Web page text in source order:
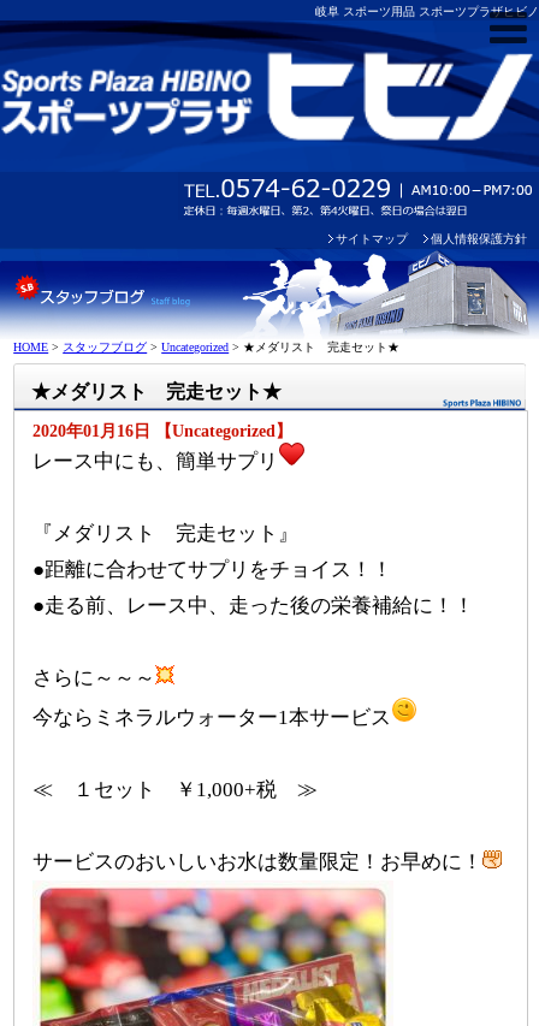
岐阜 スポーツ用品 スポーツプラザヒビノ
サイトマップ 個人情報保護方針
HOME > スタッフブログ >Uncategorized > ★メダリスト 完走セット★
★メダリスト 完走セット★
2020年01月16日 【Uncategorized】
レース中にも、簡単サプリ
『メダリスト 完走セット』
●距離に合わせてサプリをチョイス！！
●走る前、レース中、走った後の栄養補給に！！
さらに～～～
今ならミネラルウォーター1本サービス
≪ １セット ￥1,000+税 ≫
サービスのおいしいお水は数量限定！お早めに！